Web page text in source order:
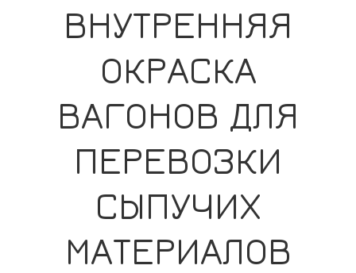
ВНУТРЕННЯЯ
ОКРАСКА
ВАГОНОВ ДЛЯ
ПЕРЕВОЗКИ
СЫПУЧИХ
МАТЕРИАЛОВ